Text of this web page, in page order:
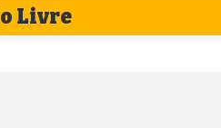
Livre